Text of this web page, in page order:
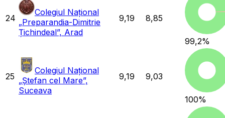
24
Colegiul Național
„Preparandia-Dimitrie
Țichindeal”, Arad
9,19 8,85
99,2%
25
Colegiul Național
„Ștefan cel Mare”,
Suceava
9,19 9,03
100%